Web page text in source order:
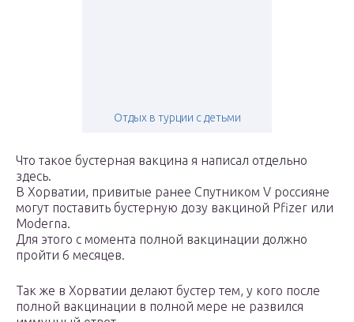
Отдых в турции с детьми
Что такое бустерная вакцина я написал отдельно
здесь.
В Хорватии, привитые ранее Спутником V россияне
могут поставить бустерную дозу вакциной Pfizer или
Moderna.
Для этого с момента полной вакцинации должно
пройти 6 месяцев.
Так же в Хорватии делают бустер тем, у кого после
полной вакцинации в полной мере не развился